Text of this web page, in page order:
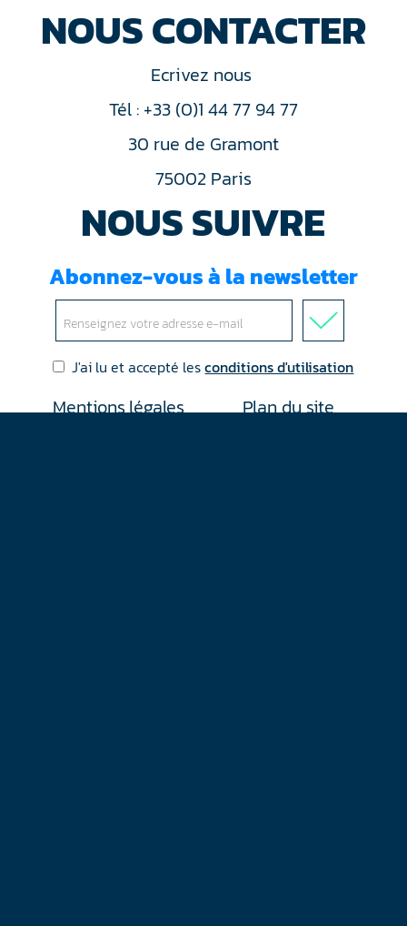
NOUS CONTACTER
Ecrivez nous
Tél : +33 (0)1 44 77 94 77
30 rue de Gramont
75002 Paris
NOUS SUIVRE
Abonnez-vous à la newsletter
J'ai lu et accepté lesconditions d'utilisation
Mentions légales
Plan du site